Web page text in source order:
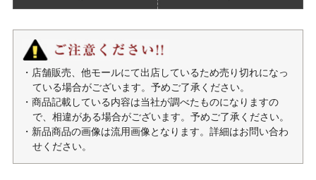
・店舗販売、他モールにて出店しているため売り切れになっ
ている場合がございます。予めご了承ください。
・商品記載している内容は当社が調べたものになりますの
で、相違がある場合がございます。予めご了承ください。
・新品商品の画像は流用画像となります。詳細はお問い合わ
せください。